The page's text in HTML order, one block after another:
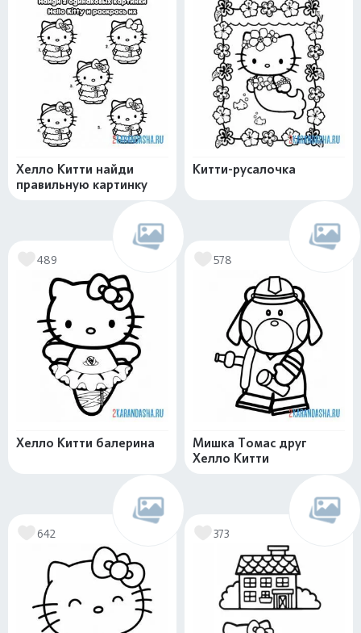
Хелло Китти найди
правильную картинку
Китти-русалочка
489
Хелло Китти балерина
578
Мишка Томас друг
Хелло Китти
642 373